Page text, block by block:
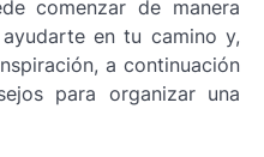
comenzar de manera
en tu camino y,
a continuación
para organizar una